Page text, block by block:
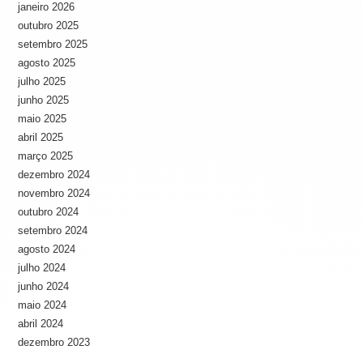
janeiro 2026
outubro 2025
setembro 2025
agosto 2025
julho 2025
junho 2025
maio 2025
abril 2025
março 2025
dezembro 2024
novembro 2024
outubro 2024
setembro 2024
agosto 2024
julho 2024
junho 2024
maio 2024
abril 2024
dezembro 2023